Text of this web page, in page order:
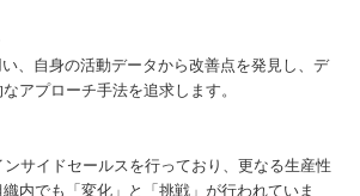
、自身の活動データから改善点を発見し、デ
アプローチ手法を追求します。
サイドセールスを行っており、更なる生産性
内でも「変化」と「挑戦」が行われていま